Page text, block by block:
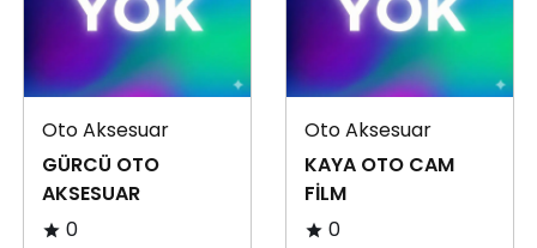
Oto Aksesuar
GÜRCÜ OTO
AKSESUAR
0
Oto Aksesuar
KAYA OTO CAM
FİLM
0